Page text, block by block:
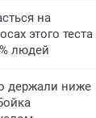
на
этого теста
людей
держали ниже